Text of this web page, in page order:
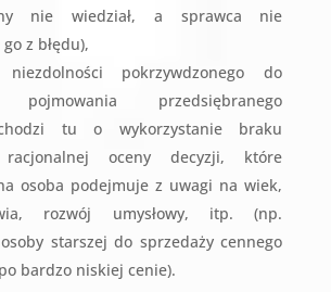
nie wiedział, a sprawca nie
z błędu),
niezdolności pokrzywdzonego do
pojmowania przedsiębranego
tu o wykorzystanie braku
racjonalnej oceny decyzji, które
osoba podejmuje z uwagi na wiek,
rozwój umysłowy, itp. (np.
starszej do sprzedaży cennego
bardzo niskiej cenie).